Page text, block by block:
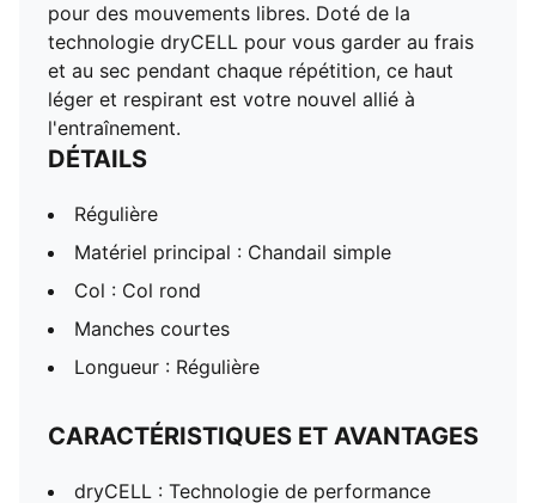
pour des mouvements libres. Doté de la
technologie dryCELL pour vous garder au frais
et au sec pendant chaque répétition, ce haut
léger et respirant est votre nouvel allié à
l'entraînement.
DÉTAILS
Régulière
Matériel principal : Chandail simple
Col : Col rond
Manches courtes
Longueur : Régulière
CARACTÉRISTIQUES ET AVANTAGES
dryCELL : Technologie de performance